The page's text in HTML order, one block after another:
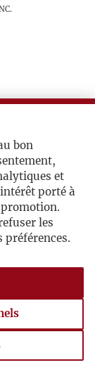
bon
et
porté à
promotion.
les
préférences.